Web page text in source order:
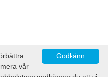
Godkänn
vår